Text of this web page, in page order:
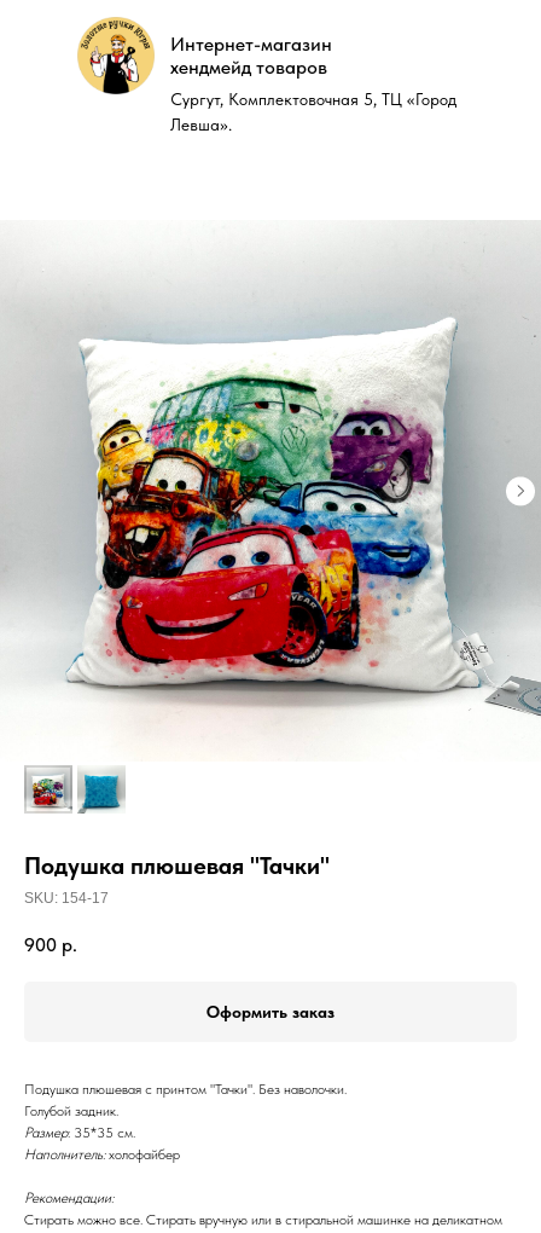
Интернет-магазин
хендмейд товаров
Сургут, Комплектовочная 5, ТЦ «Город
Левша».
Интернет-магазин
хендмейд товаров
Сургут, Комплектовочная 5, ТЦ «Город
Левша».
Подушка плюшевая "Тачки"
SKU: 154-17
900 р.
Оформить заказ
Подушка плюшевая с принтом "Тачки". Без наволочки.
Голубой задник.
Размер: 35*35 см.
Наполнитель:холофайбер
Рекомендации:
Стирать можно все. Стирать вручную или в стиральной машинке на деликатном